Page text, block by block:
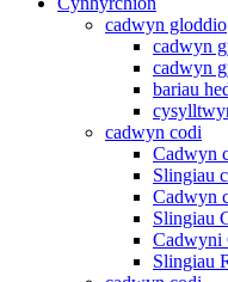
cadwyn gloddio
cadwyn
cadwyn
bariau
cadwyn codi
Cadwyn
Slingiau
Cadwyn
Slingiau
Cadwyni
Slingiau